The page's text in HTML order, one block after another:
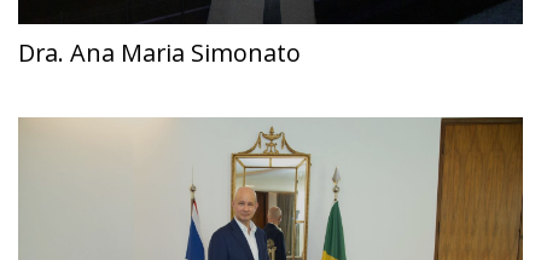
Dra. Ana Maria Simonato